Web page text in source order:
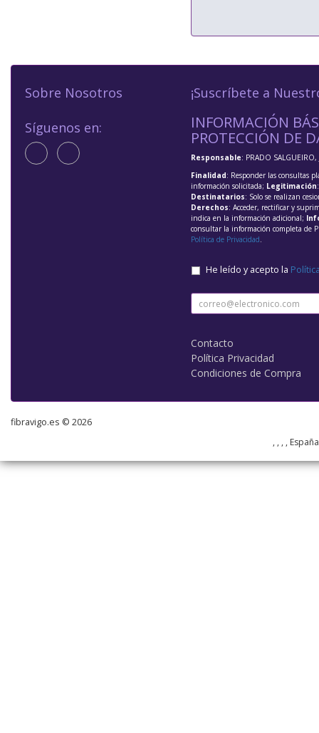
Sobre Nosotros
Síguenos en:
¡Suscríbete a
INFORMACIÓN
PROTECCIÓN DE
Responsable: PRADO SALGUEIRO,
Finalidad: Responder las consultas
información solicitada; Legitimación
Destinatarios: Solo se realizan
Derechos: Acceder, rectificar y
indica en la información adicional;
consultar la información completa de
Política de Privacidad.
He leído y acepto la
Contacto
Política Privacidad
Condiciones de Compra
fibravigo.es © 2026
, , , ,